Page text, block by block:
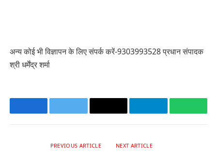
अन्य कोई भी विज्ञापन के लिए संपर्क करें-9303993528 प्रधान संपादक
श्री धर्मेंद्र शर्मा
FacebookTwitter Email Telegram
PREVIOUS ARTICLE NEXT ARTICLE